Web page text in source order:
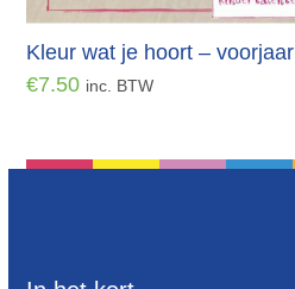
Kleur wat je hoort – voorjaar
€7.50 inc. BTW